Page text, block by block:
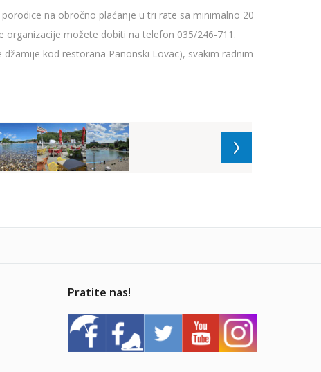
na obročno plaćanje u tri rate sa minimalno 20
organizacije možete dobiti na telefon 035/246-711.
kod restorana Panonski Lovac), svakim radnim
Pratite nas!